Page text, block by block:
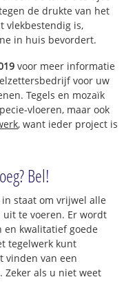
de drukte van het
vlekbestendig is,
in huis bevordert.
voor meer informatie
voor uw
Tegels en mozaïk
vloeren, maar ook
, want ieder project is
Bel!
staat om vrijwel alle
te voeren. Er wordt
kwalitatief goede
tegelwerk kunt
vinden van een
Zeker als u niet weet